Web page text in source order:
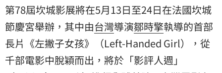
第78屆坎城影展將在5月13日至24日在法國坎城
節慶宮舉辦，其中由台灣導演鄒時擎執導的首部
長片《左撇子女孩》（Left-Handed Girl），從
千部電影中脫穎而出，將於「影評人週」